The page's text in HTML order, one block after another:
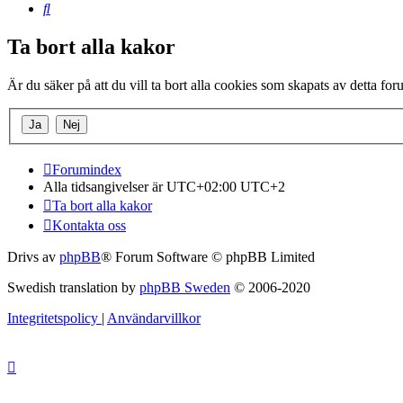
Sök
Ta bort alla kakor
Är du säker på att du vill ta bort alla cookies som skapats av detta
Forumindex
Alla tidsangivelser är UTC+02:00 UTC+2
Ta bort alla kakor
Kontakta oss
Drivs av phpBB® Forum Software © phpBB Limited
Swedish translation by phpBB Sweden © 2006-2020
Integritetspolicy | Användarvillkor